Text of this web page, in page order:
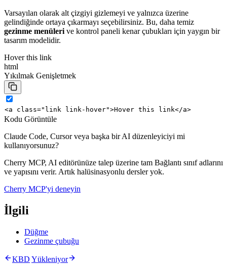
Varsayılan olarak alt çizgiyi gizlemeyi ve yalnızca üzerine
gelindiğinde ortaya çıkarmayı seçebilirsiniz. Bu, daha temiz
gezinme menüleri ve kontrol paneli kenar çubukları için yaygın bir
tasarım modelidir.
Hover this link
html
Yıkılmak Genişletmek
<a class="link link-hover">Hover this link</a>
Kodu Görüntüle
Claude Code, Cursor veya başka bir AI düzenleyiciyi mi
kullanıyorsunuz?
Cherry MCP, AI editörünüze talep üzerine tam Bağlantı sınıf adlarını
ve yapısını verir. Artık halüsinasyonlu dersler yok.
Cherry MCP'yi deneyin
İlgili
Düğme
Gezinme çubuğu
KBD Yükleniyor